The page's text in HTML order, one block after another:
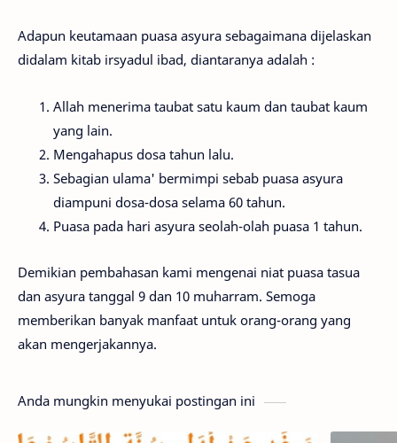
Adapun keutamaan puasa asyura sebagaimana dijelaskan
didalam kitab irsyadul ibad, diantaranya adalah :
Allah menerima taubat satu kaum dan taubat kaum
yang lain.
Mengahapus dosa tahun lalu.
Sebagian ulama' bermimpi sebab puasa asyura
diampuni dosa-dosa selama 60 tahun.
Puasa pada hari asyura seolah-olah puasa 1 tahun.
Demikian pembahasan kami mengenai niat puasa tasua
dan asyura tanggal 9 dan 10 muharram. Semoga
memberikan banyak manfaat untuk orang-orang yang
akan mengerjakannya.
Anda mungkin menyukai postingan ini